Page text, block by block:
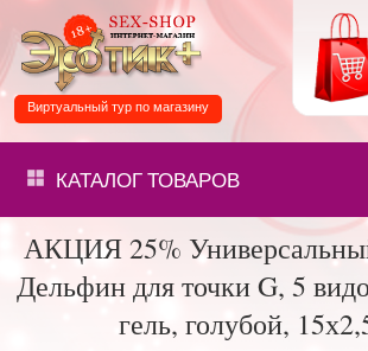
Виртуальный тур по магазину
КАТАЛОГТОВАРОВ
АКЦИЯ 25%
Дельфин для точки G, 5
гель, голубой,